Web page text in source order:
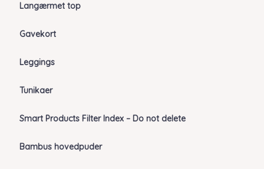
Langærmet top
Gavekort
Leggings
Tunikaer
Smart Products Filter Index – Do not delete
Bambus hovedpuder